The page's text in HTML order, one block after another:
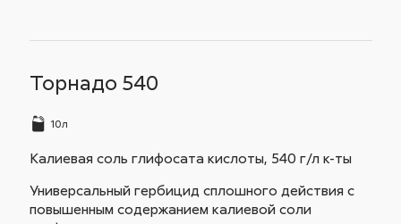
Торнадо 540
10л
Калиевая соль глифосата кислоты, 540 г/л к-ты
Универсальный гербицид сплошного действия с
повышенным содержанием калиевой соли